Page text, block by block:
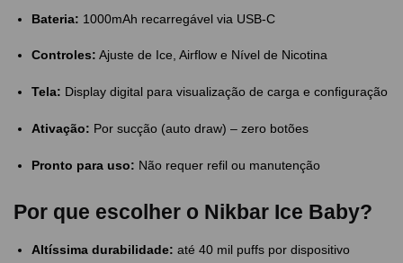
Bateria: 1000mAh recarregável via USB-C
Controles: Ajuste de Ice, Airflow e Nível de Nicotina
Tela: Display digital para visualização de carga e configuração
Ativação: Por sucção (auto draw) – zero botões
Pronto para uso: Não requer refil ou manutenção
Por que escolher o Nikbar Ice Baby?
Altíssima durabilidade: até 40 mil puffs por dispositivo